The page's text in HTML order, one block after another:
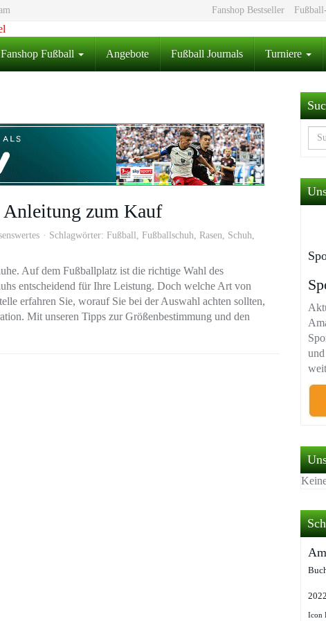
Fanshop Bestseller
Fanshop Fußball Angebote Fußball Journals Turniere
zum Kauf
Schlagwörter: Fußball , Fußballschuh, Rasen, Schuh,
Auf dem Fußballplatz ist die richtige Wahl des
entscheidend für Ihre Leistung. Doch welche Art von
erfahren Sie, worauf Sie bei der Auswahl achten sollten,
Mit unseren Tipps zur Größenbestimmung und den
2022
Icon